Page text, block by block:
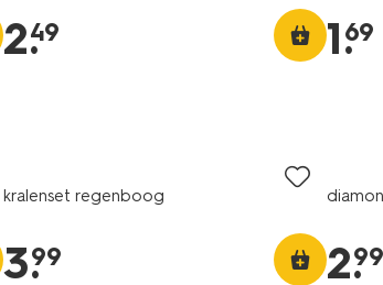
2.
49 1.
69
kralenset regenboog
3.
99 2.
99